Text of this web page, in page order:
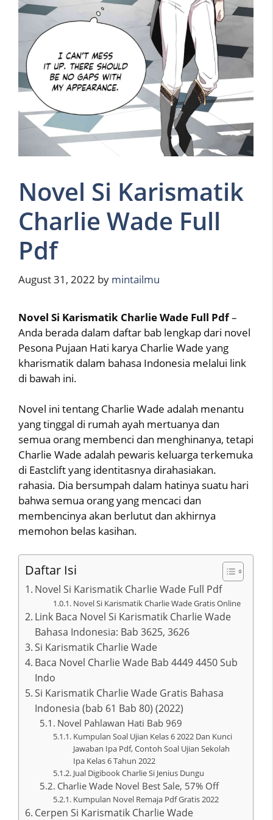
Novel Si Karismatik
Charlie Wade Full
Pdf
August 31, 2022 by mintailmu
Novel Si Karismatik Charlie Wade Full Pdf–
Anda berada dalam daftar bab lengkap dari novel
Pesona Pujaan Hati karya Charlie Wade yang
kharismatik dalam bahasa Indonesia melalui link
di bawah ini.
Novel ini tentang Charlie Wade adalah menantu
yang tinggal di rumah ayah mertuanya dan
semua orang membenci dan menghinanya, tetapi
Charlie Wade adalah pewaris keluarga terkemuka
di Eastclift yang identitasnya dirahasiakan.
rahasia. Dia bersumpah dalam hatinya suatu hari
bahwa semua orang yang mencaci dan
membencinya akan berlutut dan akhirnya
memohon belas kasihan.
Daftar Isi
Novel Si Karismatik Charlie Wade Full Pdf
Novel Si Karismatik Charlie Wade Gratis Online
Link Baca Novel Si Karismatik Charlie Wade
Bahasa Indonesia: Bab 3625, 3626
Si Karismatik Charlie Wade
Baca Novel Charlie Wade Bab 4449 4450 Sub
Indo
Si Karismatik Charlie Wade Gratis Bahasa
Indonesia (bab 61 Bab 80) (2022)
Novel Pahlawan Hati Bab 969
Kumpulan Soal Ujian Kelas 6 2022 Dan Kunci
Jawaban Ipa Pdf, Contoh Soal Ujian Sekolah
Ipa Kelas 6 Tahun 2022
Jual Digibook Charlie Si Jenius Dungu
Charlie Wade Novel Best Sale, 57% Off
Kumpulan Novel Remaja Pdf Gratis 2022
Cerpen Si Karismatik Charlie Wade